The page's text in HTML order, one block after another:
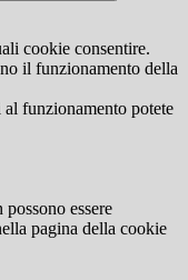
cookie consentire.
il funzionamento della
al funzionamento potete
essere
pagina della cookie